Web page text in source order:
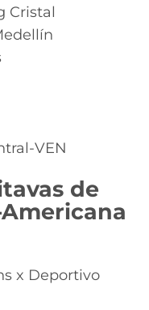
Cristal
VEN
de
x Deportivo